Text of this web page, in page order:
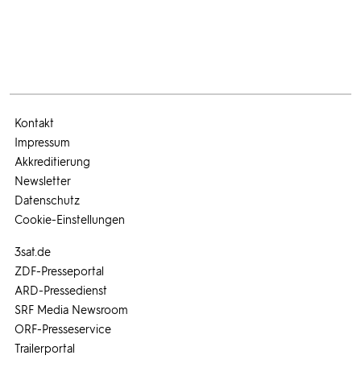
3sat.de
ZDF-Presseportal
ARD-Pressedienst
SRF Media Newsroom
ORF-Presseservice
Trailerportal
Kontakt
Impressum
Akkreditierung
Newsletter
Datenschutz
Cookie-Einstellungen